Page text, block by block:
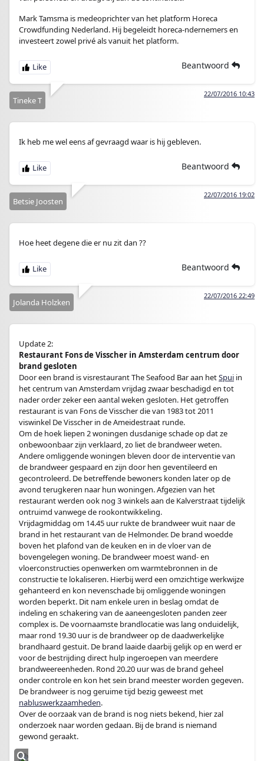
Mark Tamsma is medeoprichter van het platform Horeca
Crowdfunding Nederland. Hij begeleidt horeca-ndernemers en
investeert zowel privé als vanuit het platform.
Beantwoord
22/07/2016 10:43
Tineke T
Ik heb me wel eens af gevraagd waar is hij gebleven.
Beantwoord
22/07/2016 19:02
Betsie Joosten
Hoe heet degene die er nu zit dan ??
Beantwoord
22/07/2016 22:49
Jolanda Holzken
Update 2:
Restaurant Fons de Visscher in Amsterdam centrum door
brand gesloten
Door een brand is visrestaurant The Seafood Bar aan hetSpui in
het centrum van Amsterdam vrijdag zwaar beschadigd en tot
nader order zeker een aantal weken gesloten. Het getroffen
restaurant is van Fons de Visscher die van 1983 tot 2011
viswinkel De Visscher in de Ameidestraat runde.
Om de hoek liepen 2 woningen dusdanige schade op dat ze
onbewoonbaar zijn verklaard, zo liet de brandweer weten.
Andere omliggende woningen bleven door de interventie van
de brandweer gespaard en zijn door hen geventileerd en
gecontroleerd. De betreffende bewoners konden later op de
avond terugkeren naar hun woningen. Afgezien van het
restaurant werden ook nog 3 winkels aan de Kalverstraat tijdelijk
ontruimd vanwege de rookontwikkeling.
Vrijdagmiddag om 14.45 uur rukte de brandweer wuit naar de
brand in het restaurant van de Helmonder. De brand woedde
boven het plafond van de keuken en in de vloer van de
bovengelegen woning. De brandweer moest wand- en
vloerconstructies openwerken om warmtebronnen in de
constructie te lokaliseren. Hierbij werd een omzichtige werkwijze
gehanteerd en kon nevenschade bij omliggende woningen
worden beperkt. Dit nam enkele uren in beslag omdat de
indeling en schakering van de aaneengesloten panden zeer
complex is. De voornaamste brandlocatie was lang onduidelijk,
maar rond 19.30 uur is de brandweer op de daadwerkelijke
brandhaard gestuit. De brand laaide daarbij gelijk op en werd er
voor de bestrijding direct hulp ingeroepen van meerdere
brandweereenheden. Rond 20.20 uur was de brand geheel
onder controle en kon het sein brand meester worden gegeven.
De brandweer is nog geruime tijd bezig geweest met
nabluswerkzaamheden.
Over de oorzaak van de brand is nog niets bekend, hier zal
onderzoek naar worden gedaan. Bij de brand is niemand
gewond geraakt.